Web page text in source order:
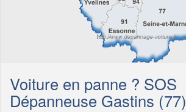
Voiture en panne ? SOS
Dépanneuse Gastins (77)